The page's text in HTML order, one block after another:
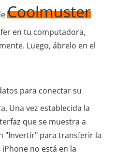
Coolmuster
en tu computadora,
Luego, ábrelo en el
para conectar su
Una vez establecida la
que se muestra a
"Invertir" para transferir la
no está en la